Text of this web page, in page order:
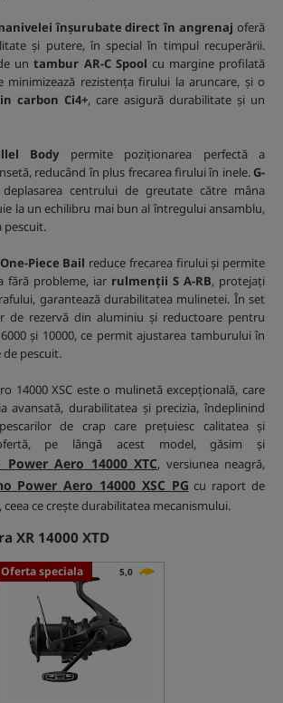
înșurubate direct în angrenaj oferă
și putere, în special în timpul recuperării.
untambur AR-C Spool cu margine profilată
minimizează rezistența firului la aruncare, și o
carbon Ci4+, care asigură durabilitate și un
Body permite poziționarea perfectă a
reducând în plus frecarea firului în inele.G-
centrului de greutate către mâna
la un echilibru mai bun al întregului ansamblu,
pescuit.
Piece Bail reduce frecarea firului și permite
fără probleme, iar rulmenții S A-RB, protejați
garantează durabilitatea mulinetei. În set
de rezervă din aluminiu și reductoare pentru
și 10000, ce permit ajustarea tamburului în
pescuit.
14000 XSC este o mulinetă excepțională, care
avansată, durabilitatea și precizia, îndeplinind
de crap care prețuiesc calitatea și
pe lângă acest model, găsim și
Power Aero 14000 XTC, versiunea neagră,
Power Aero 14000 XSC PG cu raport de
ceea ce crește durabilitatea mecanismului.
XR 14000 XTD
Oferta speciala 5,0